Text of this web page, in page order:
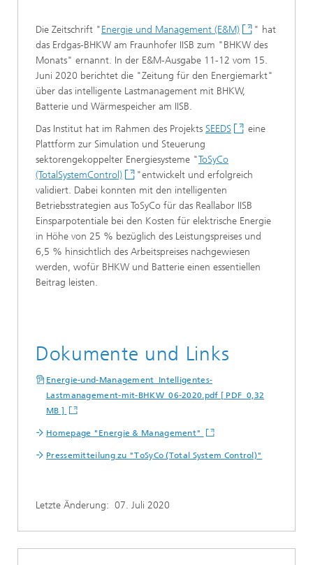
Die Zeitschrift "Energie und Management (E&M)
" hat
das Erdgas-BHKW am Fraunhofer IISB zum "BHKW des
Monats" ernannt. In der E&M-Ausgabe 11-12 vom 15.
Juni 2020 berichtet die "Zeitung für den Energiemarkt"
über das intelligente Lastmanagement mit BHKW,
Batterie und Wärmespeicher am IISB.
Das Institut hat im Rahmen des Projekts SEEDS
eine
Plattform zur Simulation und Steuerung
sektorengekoppelter Energiesysteme "ToSyCo
(TotalSystemControl)
"entwickelt und erfolgreich
validiert. Dabei konnten mit den intelligenten
Betriebsstrategien aus ToSyCo für das Reallabor IISB
Einsparpotentiale bei den Kosten für elektrische Energie
in Höhe von 25 % bezüglich des Leistungspreises und
6,5 % hinsichtlich des Arbeitspreises nachgewiesen
werden, wofür BHKW und Batterie einen essentiellen
Beitrag leisten.
Dokumente und Links
Energie-und-Management_Intelligentes-
Lastmanagement-mit-BHKW_06-2020.pdf [ PDF 0,32
MB ]
Homepage "Energie & Management"
Pressemitteilung zu "ToSyCo (Total System Control)"
Letzte Änderung: 07. Juli 2020